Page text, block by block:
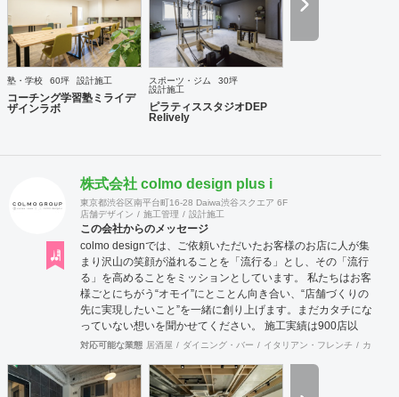
塾・学校 60坪 設計施工
コーチング学習塾ミライデ
ザインラボ
スポーツ・ジム
30坪
設計施工
ピラティススタジオDEP
Relively
株式会社 colmo design plus i
東京都渋谷区南平台町16-28 Daiwa渋谷スクエア 6F
店舗デザイン
施工管理 設計施工
この会社からのメッセージ
colmo designでは、ご依頼いただいたお客様のお店に人が集
まり沢山の笑顔が溢れることを「流行る」とし、その「流行
る」を高めることをミッションとしています。 私たちは​​お客
様ごとにちがう“オモイ”にとことん向き合い、“店舗づくりの
先に実現したいこと”を一緒に創り上げます。まだカタチにな
っていない想いを聞かせてください。 施工実績は900店以
上。 グループ会社で直営美容室を13店舗を運営をしており
提案をいたします。 ◉サービス ①テナント紹介サポート ②顧
客ターゲット・マーケティング調査 ③資金調達サポート ④
対応可能な業態 居酒屋 ダイニング・バー イタリアン・フレンチ カフェ